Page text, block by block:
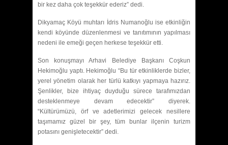
bir kez daha çok teşekkür ederiz” dedi.
Dikyamaç Köyü muhtarı İdris Numanoğlu ise etkinliğin
kendi köyünde düzenlenmesi ve tanıtımının yapılması
nedeni ile emeği geçen herkese teşekkür etti.
Son konuşmayı Arhavi Belediye Başkanı Coşkun
Hekimoğlu yaptı. Hekimoğlu “Bu tür etkinliklerde bizler,
yerel yönetim olarak her türlü katkıyı yapmaya hazırız.
Şenlikler, bize ihtiyaç duyduğu sürece tarafımızdan
desteklenmeye devam edecektir” diyerek.
“Kültürümüzü, örf ve adetlerimizi gelecek nesillere
taşımamız güzel bir şey, tüm bunlar ilçenin turizm
potasını genişletecektir” dedi.